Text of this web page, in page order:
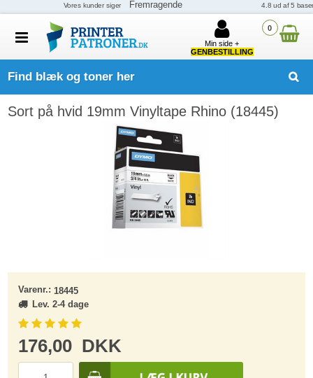
0
Min side +
GENBESTILLING
Find blæk og toner her
Sort på hvid 19mm Vinyltape Rhino (18445)
Varenr.: 18445
Lev. 2-4 dage
176,00 DKK